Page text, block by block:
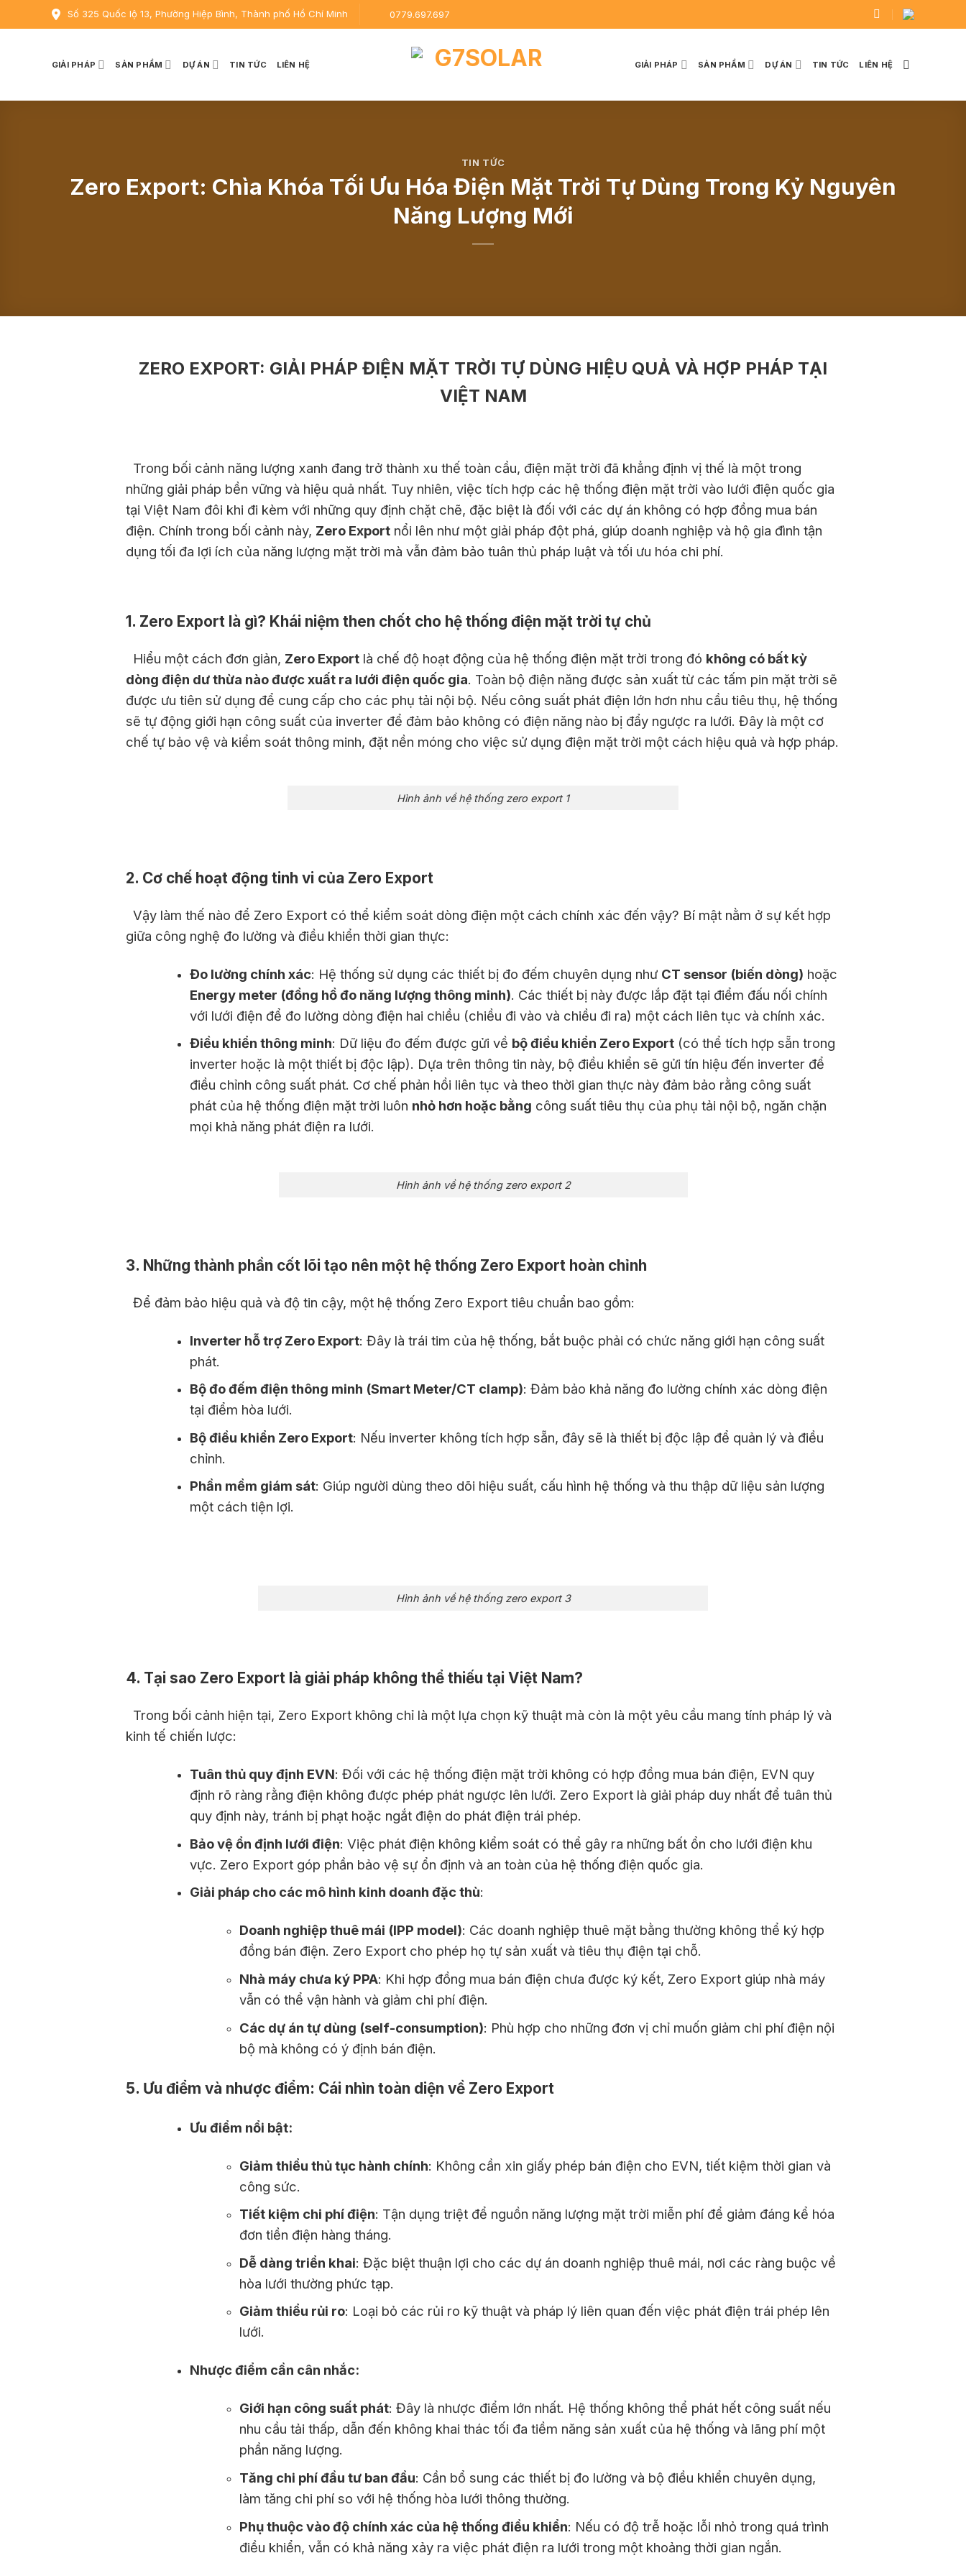
to
Số 325 Quốc lộ 13, Phường Hiệp Bình, Thành phố Hồ Chí Minh 0779.697.697
GIẢI PHÁP SẢN PHẨM DỰ ÁN TIN TỨC LIÊN HỆ GIẢI PHÁP SẢN PHẨM DỰ ÁN TIN TỨC LIÊN HỆ
TIN TỨC
Zero Export: Chìa Khóa Tối Ưu Hóa Điện Mặt Trời Tự Dùng Trong Kỷ Nguyên
Năng Lượng Mới
ZERO EXPORT: GIẢI PHÁP ĐIỆN MẶT TRỜI TỰ DÙNG HIỆU QUẢ VÀ HỢP PHÁP TẠI
VIỆT NAM
Trong bối cảnh năng lượng xanh đang trở thành xu thế toàn cầu, điện mặt trời đã khẳng định vị thế là một trong
những giải pháp bền vững và hiệu quả nhất. Tuy nhiên, việc tích hợp các hệ thống điện mặt trời vào lưới điện quốc gia
tại Việt Nam đôi khi đi kèm với những quy định chặt chẽ, đặc biệt là đối với các dự án không có hợp đồng mua bán
điện. Chính trong bối cảnh này, Zero Exportnổi lên như một giải pháp đột phá, giúp doanh nghiệp và hộ gia đình tận
dụng tối đa lợi ích của năng lượng mặt trời mà vẫn đảm bảo tuân thủ pháp luật và tối ưu hóa chi phí.
1. Zero Export là gì? Khái niệm then chốt cho hệ thống điện mặt trời tự chủ
Hiểu một cách đơn giản, Zero Exportlà chế độ hoạt động của hệ thống điện mặt trời trong đó không có bất kỳ
dòng điện dư thừa nào được xuất ra lưới điện quốc gia. Toàn bộ điện năng được sản xuất từ các tấm pin mặt trời sẽ
được ưu tiên sử dụng để cung cấp cho các phụ tải nội bộ. Nếu công suất phát điện lớn hơn nhu cầu tiêu thụ, hệ thống
sẽ tự động giới hạn công suất của inverter để đảm bảo không có điện năng nào bị đẩy ngược ra lưới. Đây là một cơ
chế tự bảo vệ và kiểm soát thông minh, đặt nền móng cho việc sử dụng điện mặt trời một cách hiệu quả và hợp pháp.
Hình ảnh về hệ thống zero export 1
2. Cơ chế hoạt động tinh vi của Zero Export
Vậy làm thế nào để Zero Export có thể kiểm soát dòng điện một cách chính xác đến vậy? Bí mật nằm ở sự kết hợp
giữa công nghệ đo lường và điều khiển thời gian thực:
Đo lường chính xác: Hệ thống sử dụng các thiết bị đo đếm chuyên dụng như CT sensor (biến dòng) hoặc
Energy meter (đồng hồ đo năng lượng thông minh). Các thiết bị này được lắp đặt tại điểm đấu nối chính
với lưới điện để đo lường dòng điện hai chiều (chiều đi vào và chiều đi ra) một cách liên tục và chính xác.
Điều khiển thông minh: Dữ liệu đo đếm được gửi về bộ điều khiển Zero Export (có thể tích hợp sẵn trong
inverter hoặc là một thiết bị độc lập). Dựa trên thông tin này, bộ điều khiển sẽ gửi tín hiệu đến inverter để
điều chỉnh công suất phát. Cơ chế phản hồi liên tục và theo thời gian thực này đảm bảo rằng công suất
phát của hệ thống điện mặt trời luôn nhỏ hơn hoặc bằng công suất tiêu thụ của phụ tải nội bộ, ngăn chặn
mọi khả năng phát điện ra lưới.
Hình ảnh về hệ thống zero export 2
3. Những thành phần cốt lõi tạo nên một hệ thống Zero Export hoàn chỉnh
Để đảm bảo hiệu quả và độ tin cậy, một hệ thống Zero Export tiêu chuẩn bao gồm:
Inverter hỗ trợ Zero Export: Đây là trái tim của hệ thống, bắt buộc phải có chức năng giới hạn công suất
phát.
Bộ đo đếm điện thông minh (Smart Meter/CT clamp): Đảm bảo khả năng đo lường chính xác dòng điện
tại điểm hòa lưới.
Bộ điều khiển Zero Export: Nếu inverter không tích hợp sẵn, đây sẽ là thiết bị độc lập để quản lý và điều
chỉnh.
Phần mềm giám sát: Giúp người dùng theo dõi hiệu suất, cấu hình hệ thống và thu thập dữ liệu sản lượng
một cách tiện lợi.
Hình ảnh về hệ thống zero export 3
4. Tại sao Zero Export là giải pháp không thể thiếu tại Việt Nam?
Trong bối cảnh hiện tại, Zero Export không chỉ là một lựa chọn kỹ thuật mà còn là một yêu cầu mang tính pháp lý và
kinh tế chiến lược:
Tuân thủ quy định EVN: Đối với các hệ thống điện mặt trời không có hợp đồng mua bán điện, EVN quy
định rõ ràng rằng điện không được phép phát ngược lên lưới. Zero Export là giải pháp duy nhất để tuân thủ
quy định này, tránh bị phạt hoặc ngắt điện do phát điện trái phép.
Bảo vệ ổn định lưới điện: Việc phát điện không kiểm soát có thể gây ra những bất ổn cho lưới điện khu
vực. Zero Export góp phần bảo vệ sự ổn định và an toàn của hệ thống điện quốc gia.
Giải pháp cho các mô hình kinh doanh đặc thù:
Doanh nghiệp thuê mái (IPP model): Các doanh nghiệp thuê mặt bằng thường không thể ký hợp
đồng bán điện. Zero Export cho phép họ tự sản xuất và tiêu thụ điện tại chỗ.
Nhà máy chưa ký PPA: Khi hợp đồng mua bán điện chưa được ký kết, Zero Export giúp nhà máy
vẫn có thể vận hành và giảm chi phí điện.
Các dự án tự dùng (self-consumption): Phù hợp cho những đơn vị chỉ muốn giảm chi phí điện nội
bộ mà không có ý định bán điện.
5. Ưu điểm và nhược điểm: Cái nhìn toàn diện về Zero Export
Ưu điểm nổi bật:
Giảm thiểu thủ tục hành chính: Không cần xin giấy phép bán điện cho EVN, tiết kiệm thời gian và
công sức.
Tiết kiệm chi phí điện: Tận dụng triệt để nguồn năng lượng mặt trời miễn phí để giảm đáng kể hóa
đơn tiền điện hàng tháng.
Dễ dàng triển khai: Đặc biệt thuận lợi cho các dự án doanh nghiệp thuê mái, nơi các ràng buộc về
hòa lưới thường phức tạp.
Giảm thiểu rủi ro: Loại bỏ các rủi ro kỹ thuật và pháp lý liên quan đến việc phát điện trái phép lên
lưới.
Nhược điểm cần cân nhắc:
Giới hạn công suất phát: Đây là nhược điểm lớn nhất. Hệ thống không thể phát hết công suất nếu
nhu cầu tải thấp, dẫn đến không khai thác tối đa tiềm năng sản xuất của hệ thống và lãng phí một
phần năng lượng.
Tăng chi phí đầu tư ban đầu: Cần bổ sung các thiết bị đo lường và bộ điều khiển chuyên dụng,
làm tăng chi phí so với hệ thống hòa lưới thông thường.
Phụ thuộc vào độ chính xác của hệ thống điều khiển: Nếu có độ trễ hoặc lỗi nhỏ trong quá trình
điều khiển, vẫn có khả năng xảy ra việc phát điện ra lưới trong một khoảng thời gian ngắn.